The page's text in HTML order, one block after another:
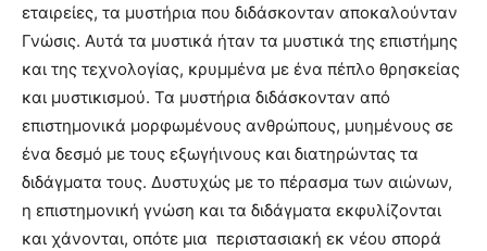
εταιρείες, τα μυστήρια που διδάσκονταν αποκαλούνταν
Γνώσις. Αυτά τα μυστικά ήταν τα μυστικά της επιστήμης
και της τεχνολογίας, κρυμμένα με ένα πέπλο θρησκείας
και μυστικισμού. Τα μυστήρια διδάσκονταν από
επιστημονικά μορφωμένους ανθρώπους, μυημένους σε
ένα δεσμό με τους εξωγήινους και διατηρώντας τα
διδάγματα τους. Δυστυχώς με το πέρασμα των αιώνων,
η επιστημονική γνώση και τα διδάγματα εκφυλίζονται
και χάνονται, οπότε μια περιστασιακή εκ νέου σπορά